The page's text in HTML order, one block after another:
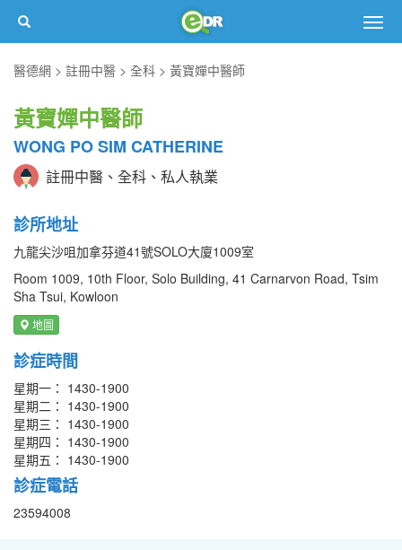
醫德網
註冊中醫 全科 黃寶嬋中醫師
黃寶嬋中醫師
WONG PO SIM CATHERINE
註冊中醫、全科、私人執業
診所地址
九龍尖沙咀加拿芬道41號SOLO大廈1009室
Room 1009, 10th Floor, Solo Building, 41 Carnarvon Road, Tsim
Sha Tsui, Kowloon
地圖
診症時間
星期一： 1430-1900
星期二： 1430-1900
星期三： 1430-1900
星期四： 1430-1900
星期五： 1430-1900
診症電話
23594008